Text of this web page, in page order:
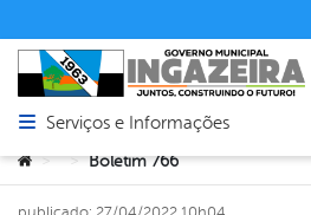
Abrir menu principal de navegação
Serviços e Informações
Você está aqui:
> > Boletim 766